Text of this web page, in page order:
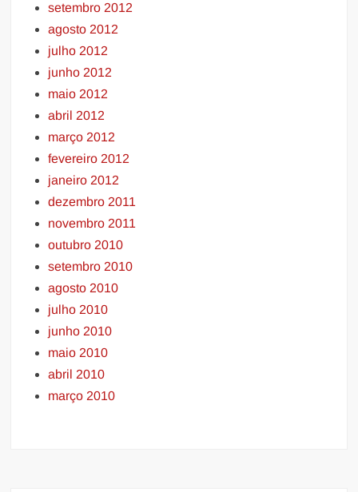
setembro 2012
agosto 2012
julho 2012
junho 2012
maio 2012
abril 2012
março 2012
fevereiro 2012
janeiro 2012
dezembro 2011
novembro 2011
outubro 2010
setembro 2010
agosto 2010
julho 2010
junho 2010
maio 2010
abril 2010
março 2010